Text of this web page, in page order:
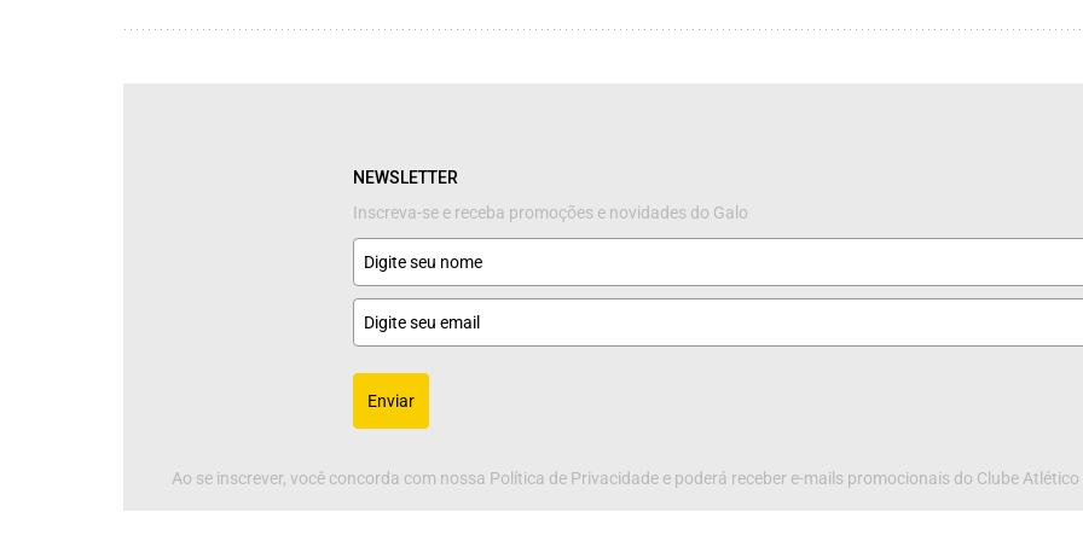
NEWSLETTER
Inscreva-se e receba promoções e novidades do Galo
Enviar
Ao se inscrever, você concorda com nossa Política de Privacidade e poderá receber e-mails promocionais do Clube Atlético